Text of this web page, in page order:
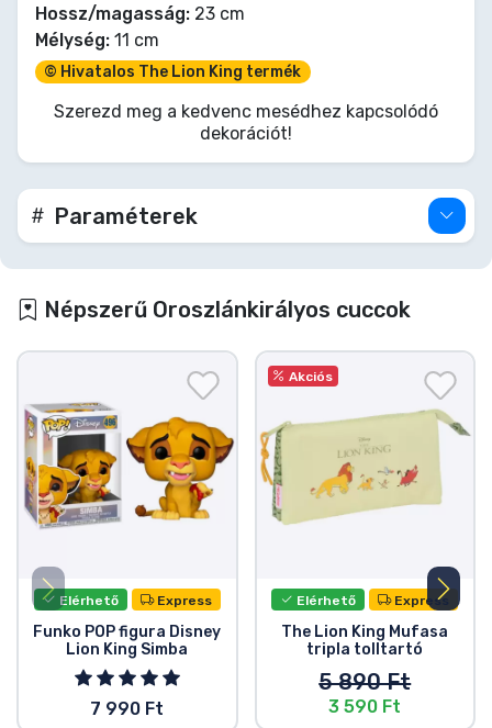
Hossz/magasság: 23 cm
Mélység: 11 cm
© Hivatalos The Lion King termék
Szerezd meg a kedvenc mesédhez kapcsolódó
dekorációt!
Paraméterek
Népszerű Oroszlánkirályos cuccok
Elérhető Express
Funko POP figura Disney
Lion King Simba
7 990 Ft
Akciós
Elérhető Express
The Lion King Mufasa
tripla tolltartó
5 890 Ft
3 590 Ft